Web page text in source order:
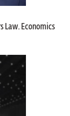
Law. Economics